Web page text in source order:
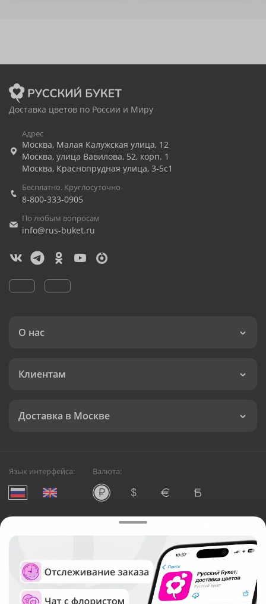
Доставка цветов по России и Миру
Адрес
Москва, Малая Калужская улица, 12
Москва, улица Вавилова, 52, корп. 1
Москва, Краснопрудная улица, 3-5с1
Бесплатно. Круглосуточно
8-800-333-0905
По любым вопросам
info@rus-buket.ru
О нас
Клиентам
Доставка в Москве
Язык интерфейса: Валюта:
Служба круглосуточной доставки цветов в Москве
Русский Букет, 2026
Общество с ограниченной ответственностью «Технология»
ОГРН: 1195476081745, ИНН: 5410081997
Юридический адрес: г. Новосибирск, ул. Ипподромская,
д.42, оф. 3